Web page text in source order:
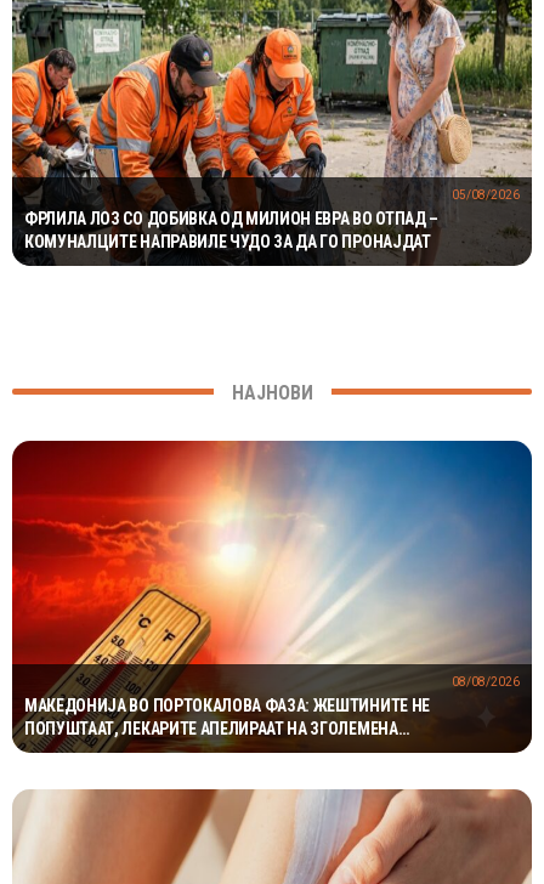
ФРЛИЛА ЛОЗ СО ДОБИВКА ОД МИЛИОН ЕВРА ВО ОТПАД –
КОМУНАЛЦИТЕ НАПРАВИЛЕ ЧУДО ЗА ДА ГО ПРОНАЈДАТ
05/08/2026
НАЈНОВИ
МАКЕДОНИЈА ВО ПОРТОКАЛОВА ФАЗА: ЖЕШТИНИТЕ НЕ
ПОПУШТААТ, ЛЕКАРИТЕ АПЕЛИРААТ НА ЗГОЛЕМЕНА
ПРЕТПАЗЛИВОСТ
08/08/2026